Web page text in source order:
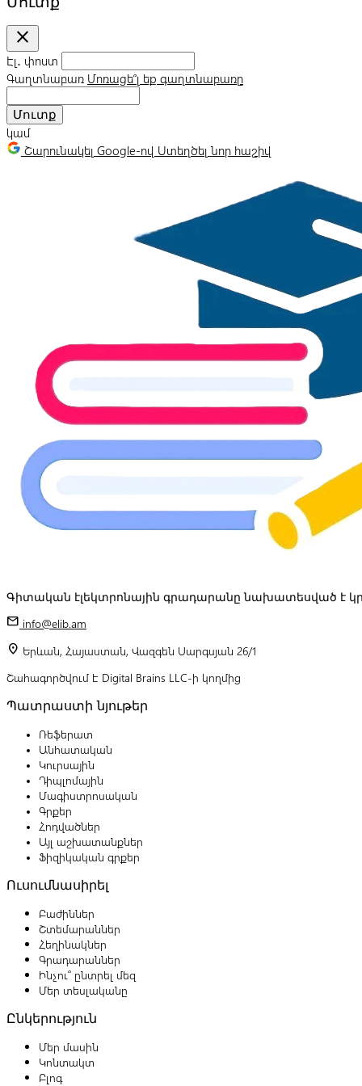
close
Էլ․ փոստ
Գաղտնաբառ Մոռացե՞լ եք գաղտնաբառը
Մուտք
կամ
Շարունակել Google-ով Ստեղծել նոր հաշիվ
Գիտական էլեկտրոնային գրադարանը նախատեսված է
mail info@elib.am
location_on Երևան, Հայաստան, Վազգեն Սարգսյան 26/1
Շահագործվում է Digital Brains LLC-ի կողմից
Պատրաստի նյութեր
Ռեֆերատ
Անհատական
Կուրսային
Դիպլոմային
Մագիստրոսական
Գրքեր
Հոդվածներ
Այլ աշխատանքներ
Ֆիզիկական գրքեր
Ուսումնասիրել
Բաժիններ
Շտեմարաններ
Հեղինակներ
Գրադարաններ
Ինչու՞ ընտրել մեզ
Մեր տեսլականը
Ընկերություն
Մեր մասին
Կոնտակտ
Բլոգ